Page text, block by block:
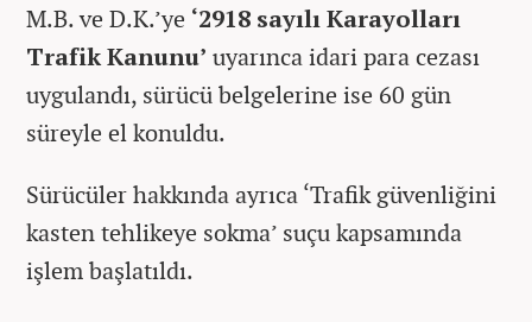
M.B. ve D.K.’ye ‘2918 sayılı Karayolları
Trafik Kanunu’ uyarınca idari para cezası
uygulandı, sürücü belgelerine ise 60 gün
süreyle el konuldu.
Sürücüler hakkında ayrıca ‘Trafik güvenliğini
kasten tehlikeye sokma’ suçu kapsamında
işlem başlatıldı.